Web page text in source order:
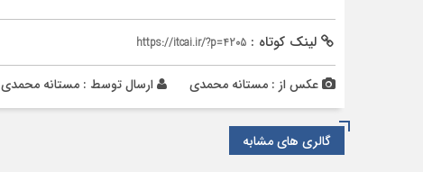
لینک کوتاه : https://itcai.ir/?p=4205
عکس از : مستانه محمدی ارسال توسط : مستانه محمدی
گالری های مشابه